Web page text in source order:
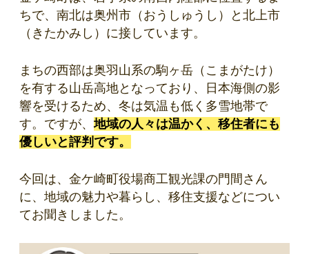
ちで、南北は奥州市（おうしゅうし）と北上市
（きたかみし）に接しています。
まちの西部は奥羽山系の駒ヶ岳（こまがたけ）
を有する山岳高地となっており、日本海側の影
響を受けるため、冬は気温も低く多雪地帯で
す。ですが、地域の人々は温かく、移住者にも
優しいと評判です。
今回は、金ケ崎町役場商工観光課の門間さん
に、地域の魅力や暮らし、移住支援などについ
てお聞きしました。